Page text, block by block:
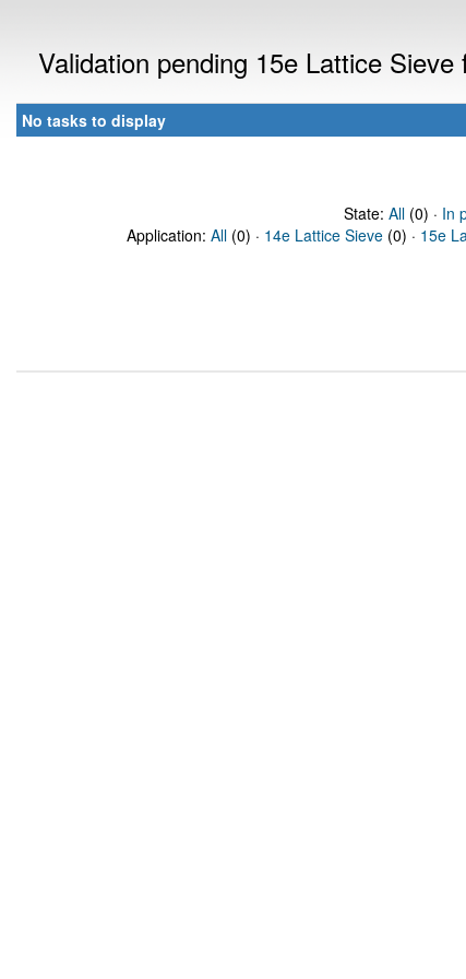
Validation pending 15e Lattice
No tasks to display
State: All(0) · In
Application: All (0) · 14e Lattice Sieve (0) · 15e